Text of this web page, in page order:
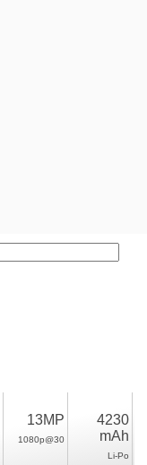
13MP
1080p@30
4230
mAh
Li-Po